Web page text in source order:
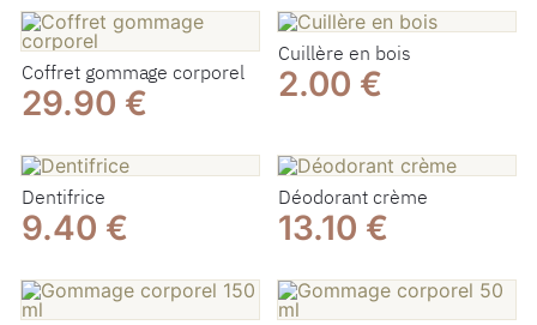
Coffret gommage corporel
29.90 €
Cuillère en bois
2.00 €
Dentifrice
9.40 €
Déodorant crème
13.10 €